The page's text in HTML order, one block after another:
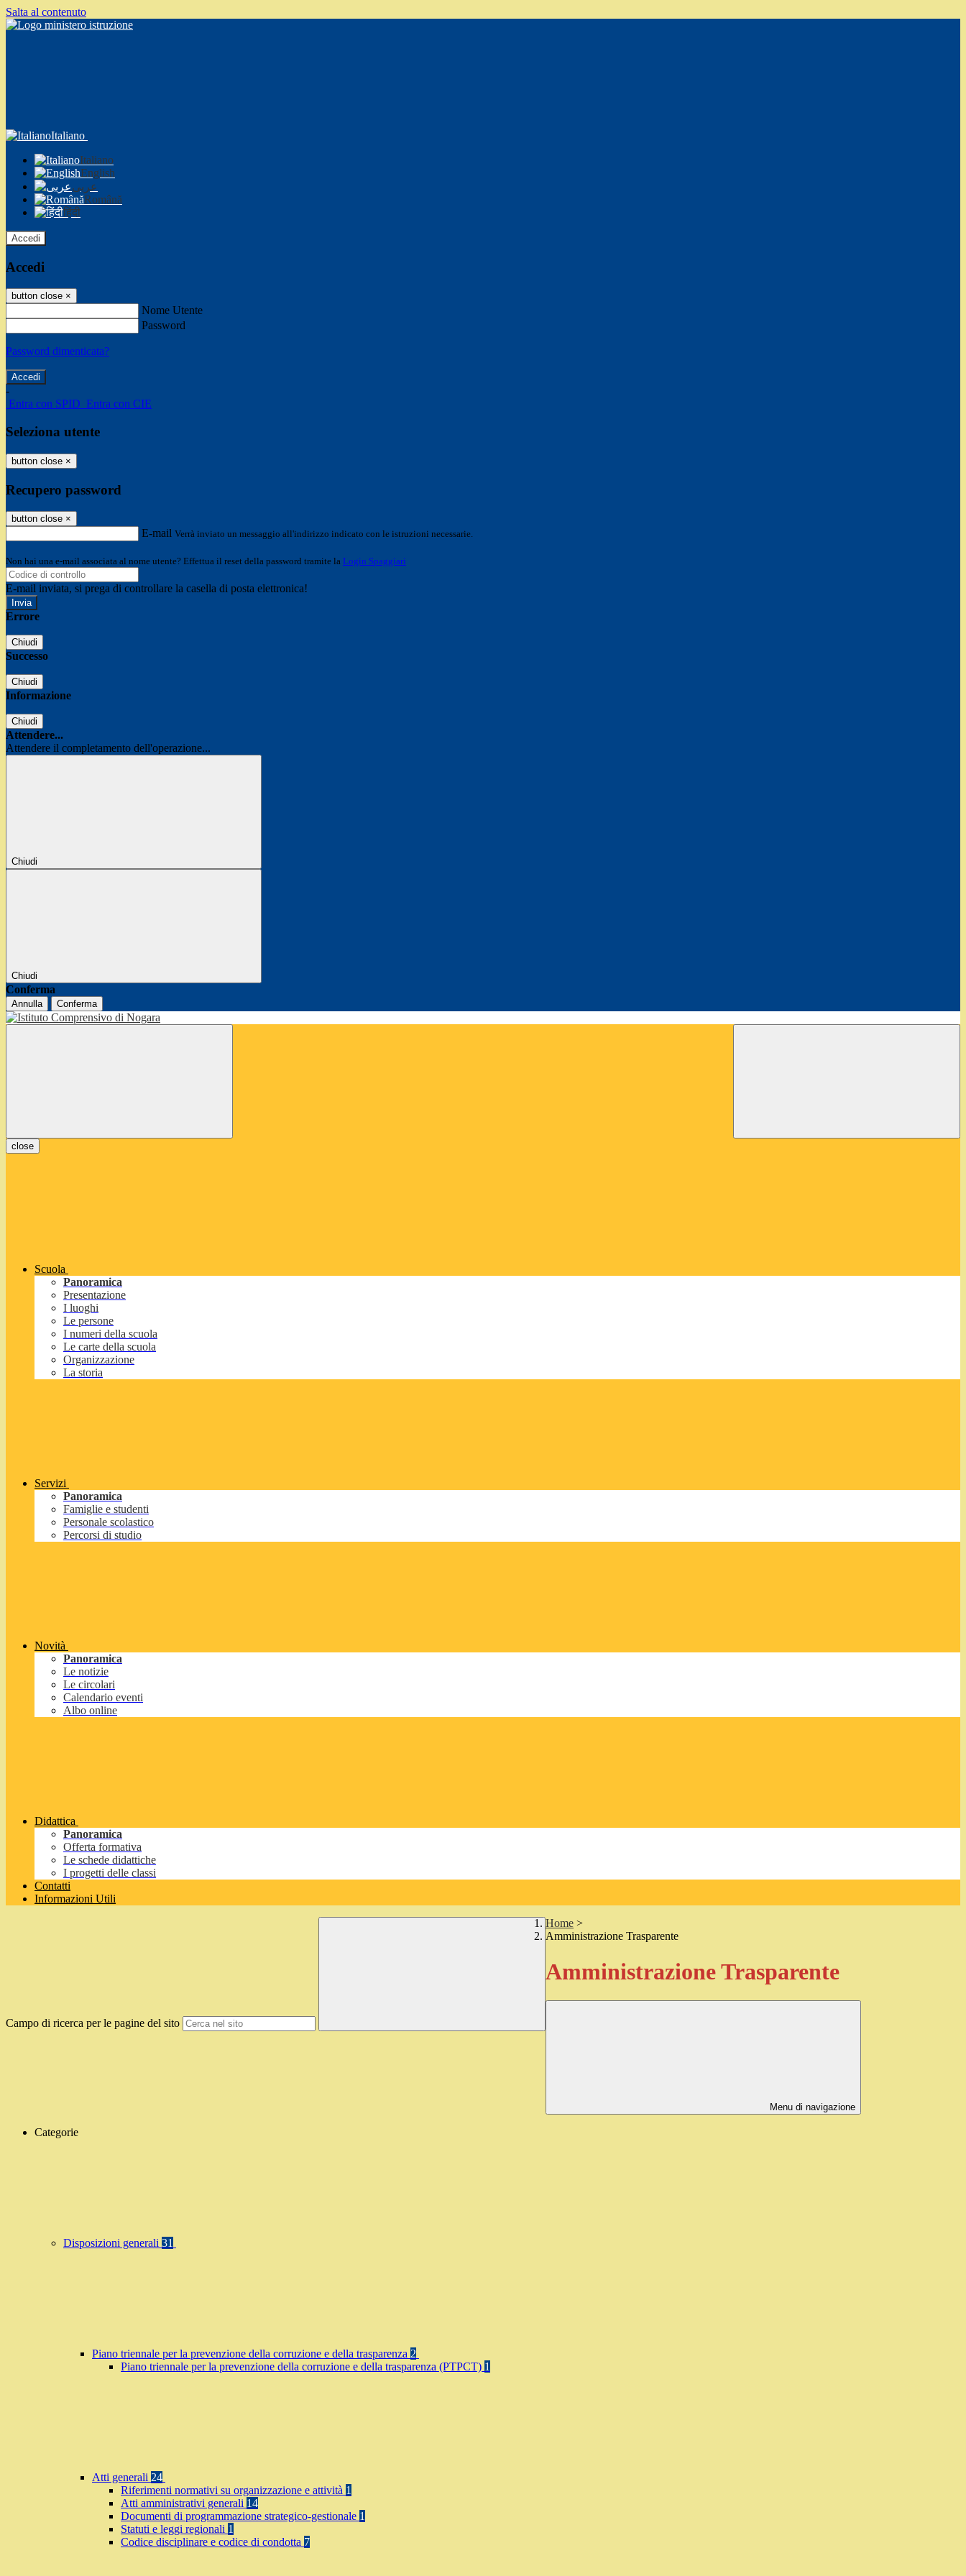
Salta al contenuto
Italiano
Italiano
English
عربى
Română
हिंदी
Accedi
Accedi
button close ×
Nome Utente
Password
Password dimenticata?
-
Entra con SPID Entra con CIE
Seleziona utente
button close ×
Recupero password
button close ×
E-mail Verrà inviato un messaggio all'indirizzo indicato con le istruzioni necessarie.
Non hai una e-mail associata al nome utente? Effettua il reset della password tramite la Login Spaggiari
E-mail inviata, si prega di controllare la casella di posta elettronica!
Errore
Chiudi
Successo
Chiudi
Informazione
Chiudi
Attendere...
Attendere il completamento dell'operazione...
Chiudi
Chiudi
Conferma
Annulla Conferma
close
Scuola
Panoramica
Presentazione
I luoghi
Le persone
I numeri della scuola
Le carte della scuola
Organizzazione
La storia
Servizi
Panoramica
Famiglie e studenti
Personale scolastico
Percorsi di studio
Novità
Panoramica
Le notizie
Le circolari
Calendario eventi
Albo online
Didattica
Panoramica
Offerta formativa
Le schede didattiche
I progetti delle classi
Contatti
Informazioni Utili
Campo di ricerca per le pagine del sito
Home >
Amministrazione Trasparente
Amministrazione Trasparente
Menu di navigazione
Categorie
Disposizioni generali 31
Piano triennale per la prevenzione della corruzione e della trasparenza 2
Piano triennale per la prevenzione della corruzione e della trasparenza (PTPCT) 1
Atti generali 24
Riferimenti normativi su organizzazione e attività 1
Atti amministrativi generali 14
Documenti di programmazione strategico-gestionale 1
Statuti e leggi regionali 1
Codice disciplinare e codice di condotta 7